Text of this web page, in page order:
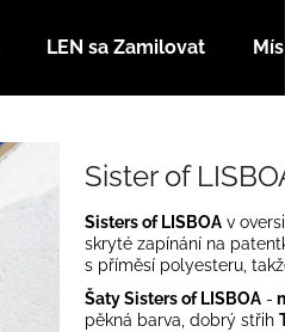
LEN sa Zamilovat
Sister of
Sisters of LISBOA v
skryté zapínání na
s příměsí polyesteru,
Šaty Sisters of LISBOA -
pěkná barva, dobrý střih
HLEDAT